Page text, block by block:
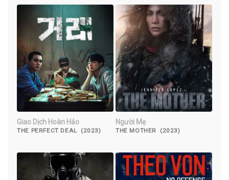
Giao Dịch Hoàn Hảo
THE PERFECT DEAL (2023)
Người Mẹ
THE MOTHER (2023)